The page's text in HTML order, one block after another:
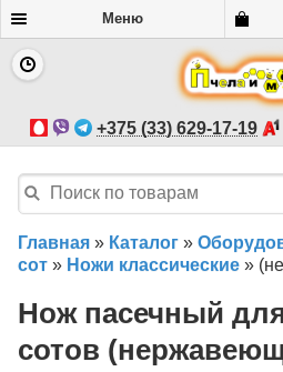
Меню
+375 (33) 629-17-19
Главная » Каталог »
сот » Ножи классические »
Нож пасечный
сотов